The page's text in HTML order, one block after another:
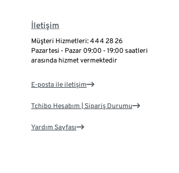
İletişim
Müşteri Hizmetleri: 444 28 26
Pazartesi - Pazar 09:00 - 19:00 saatleri
arasında hizmet vermektedir
E-posta ile iletişim
Tchibo Hesabım | Sipariş Durumu
Yardım Sayfası